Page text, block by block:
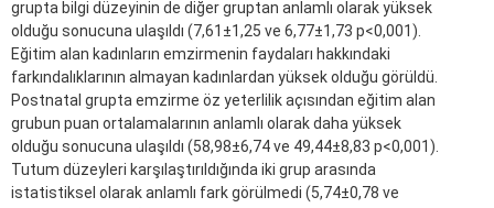
grupta bilgi düzeyinin de diğer gruptan anlamlı olarak yüksek
olduğu sonucuna ulaşıldı (7,61±1,25 ve 6,77±1,73 p<0,001).
Eğitim alan kadınların emzirmenin faydaları hakkındaki
farkındalıklarının almayan kadınlardan yüksek olduğu görüldü.
Postnatal grupta emzirme öz yeterlilik açısından eğitim alan
grubun puan ortalamalarının anlamlı olarak daha yüksek
olduğu sonucuna ulaşıldı (58,98±6,74 ve 49,44±8,83 p<0,001).
Tutum düzeyleri karşılaştırıldığında iki grup arasında
istatistiksel olarak anlamlı fark görülmedi (5,74±0,78 ve